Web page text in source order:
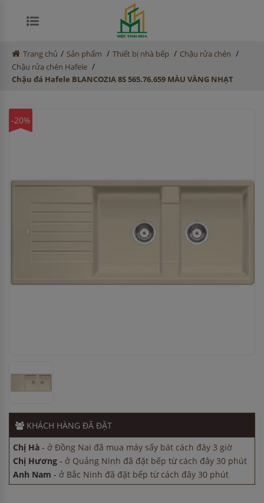
Trang chủ / Sản phẩm / Thiết bị nhà bếp / Chậu rửa chén /
Chậu rửa chén Hafele /
Chậu đá Hafele BLANCOZIA 8S 565.76.659 MÀU VÀNG NHẠT
-20%
KHÁCH HÀNG ĐÃ ĐẶT
Chị Hương
Chị Thảo-ở Hải Dương đã đặt lò vi sóng cách đây 30 phút
Anh Nam -ở Hà Nội đã đặt máy hút mùi cách đây 2 giờ
Chị Hà-ở Đồng Nai đã mua máy sấy bát cách đây 3 giờ
Chị Hương-ở Quảng Ninh đã đặt bếp từ cách đây 30 phút
Anh Nam-
ở Bắc Ninh đã đặt bếp từ cách đây 30 phút
Chị Thảo
ở Hải Dương đã đặt lò vi sóng cách đây 30 phút